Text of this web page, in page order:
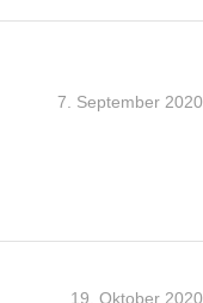
7. September 2020
19. Oktober 2020